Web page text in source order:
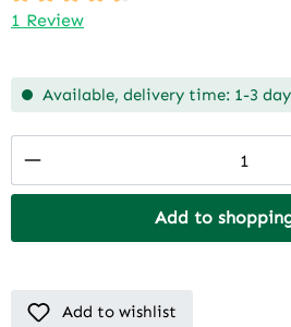
Average rating of 4.5 out of 5
1 Review
Available, delivery time: 1-3
Product Quantity:
Add to
Add to wishlist